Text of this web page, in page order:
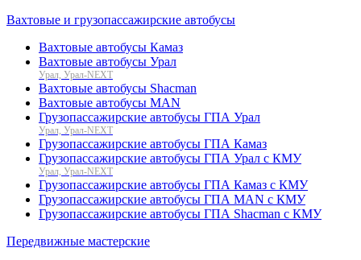
Вахтовые и грузопассажирские автобусы
Вахтовые автобусы Камаз
Вахтовые автобусы Урал
Урал, Урал-NEXT
Вахтовые автобусы Shacman
Вахтовые автобусы MAN
Грузопассажирские автобусы ГПА Урал
Урал, Урал-NEXT
Грузопассажирские автобусы ГПА Камаз
Грузопассажирские автобусы ГПА Урал с КМУ
Урал, Урал-NEXT
Грузопассажирские автобусы ГПА Камаз с КМУ
Грузопассажирские автобусы ГПА MAN с КМУ
Грузопассажирские автобусы ГПА Shacman с КМУ
Передвижные мастерские